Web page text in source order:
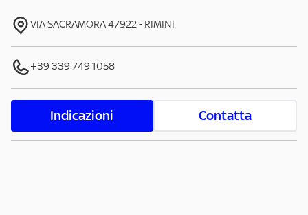
VIA SACRAMORA47922- RIMINI
+39 339 749 1058
Indicazioni Contatta